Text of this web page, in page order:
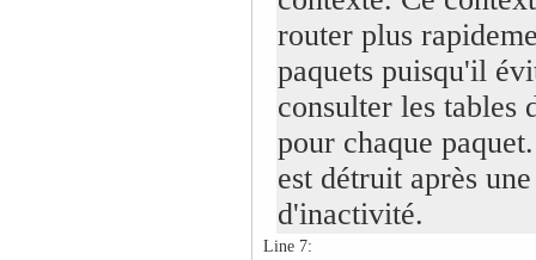
router plus
paquets puisqu'il
consulter les tables
pour chaque
est détruit après
d'inactivité.
Line 7: